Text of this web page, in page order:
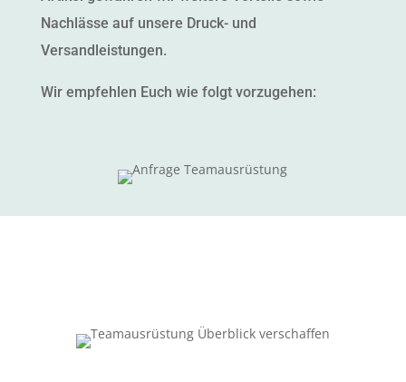
Nach­lässe auf unsere Druck- und
Versandleistungen.
Wir empfehlen Euch wie fol­gt vorzugehen: